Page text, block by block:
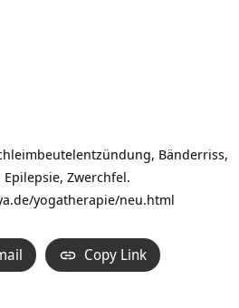
Bänderriss,
Zwerchfel.
yogatherapie/neu.html
Copy Link